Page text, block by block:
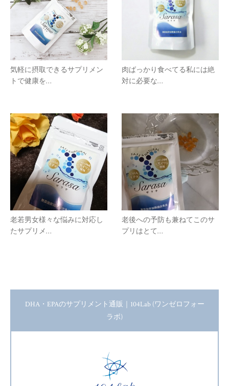
気軽に摂取できるサプリメン
トで健康を…
肉ばっかり食べてる私には絶
対に必要な…
老若男女様々な悩みに対応し
たサプリメ…
老後への予防も兼ねてこのサ
プリはとて…
DHA・EPAのサプリメント通販｜104Lab (ワンゼロフォー
ラボ)